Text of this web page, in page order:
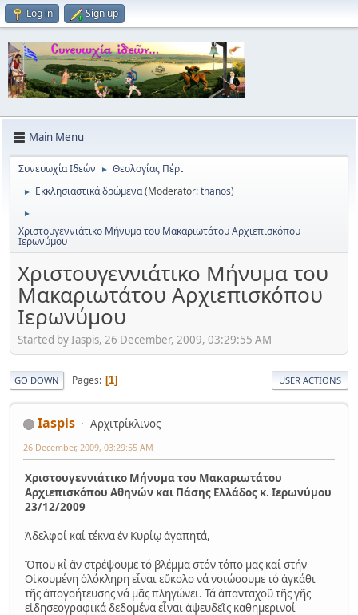
Log in Sign up
Main Menu
Συνευωχία Ιδεών ► Θεολογίας Πέρι
► Εκκλησιαστικά δρώμενα(Moderator:thanos)
►
Χριστουγεννιάτικο Μήνυμα του Μακαριωτάτου Αρχιεπισκόπου
Ιερωνύμου
Χριστουγεννιάτικο Μήνυμα του
Μακαριωτάτου Αρχιεπισκόπου
Ιερωνύμου
Started by Iaspis, 26 December, 2009, 03:29:55 AM
GO DOWN Pages 1 USER ACTIONS
Iaspis Αρχιτρίκλινος
26 December, 2009, 03:29:55 AM
Χριστουγεννιάτικο Μήνυμα του Μακαριωτάτου
Αρχιεπισκόπου Αθηνών και Πάσης Ελλάδος κ. Ιερωνύμου
23/12/2009
Ἀδελφοί καί τέκνα ἐν Κυρίῳ ἀγαπητά,
Ὅπου κι̉ ἄν στρέψουμε τό βλέμμα στόν τόπο μας καί στήν
Οἰκουμένη ὁλόκληρη εἶναι εὔκολο νά νοιώσουμε τό ἀγκάθι
τῆς ἀπογοήτευσης νά μᾶς πληγώνει. Τά ἀπανταχοῦ τῆς γῆς
εἰδησεογραφικά δεδομένα εἶναι ἀψευδεῖς καθημερινοί